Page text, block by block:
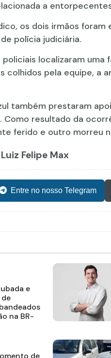
a
os dois irmãos foram
polícia judiciária.
localizaram
colhidos pela equipe, a
também prestaram
resultado da
ferido e outro morreu
Felipe Max
Entre no nosso Telegram
e
na BR-
de